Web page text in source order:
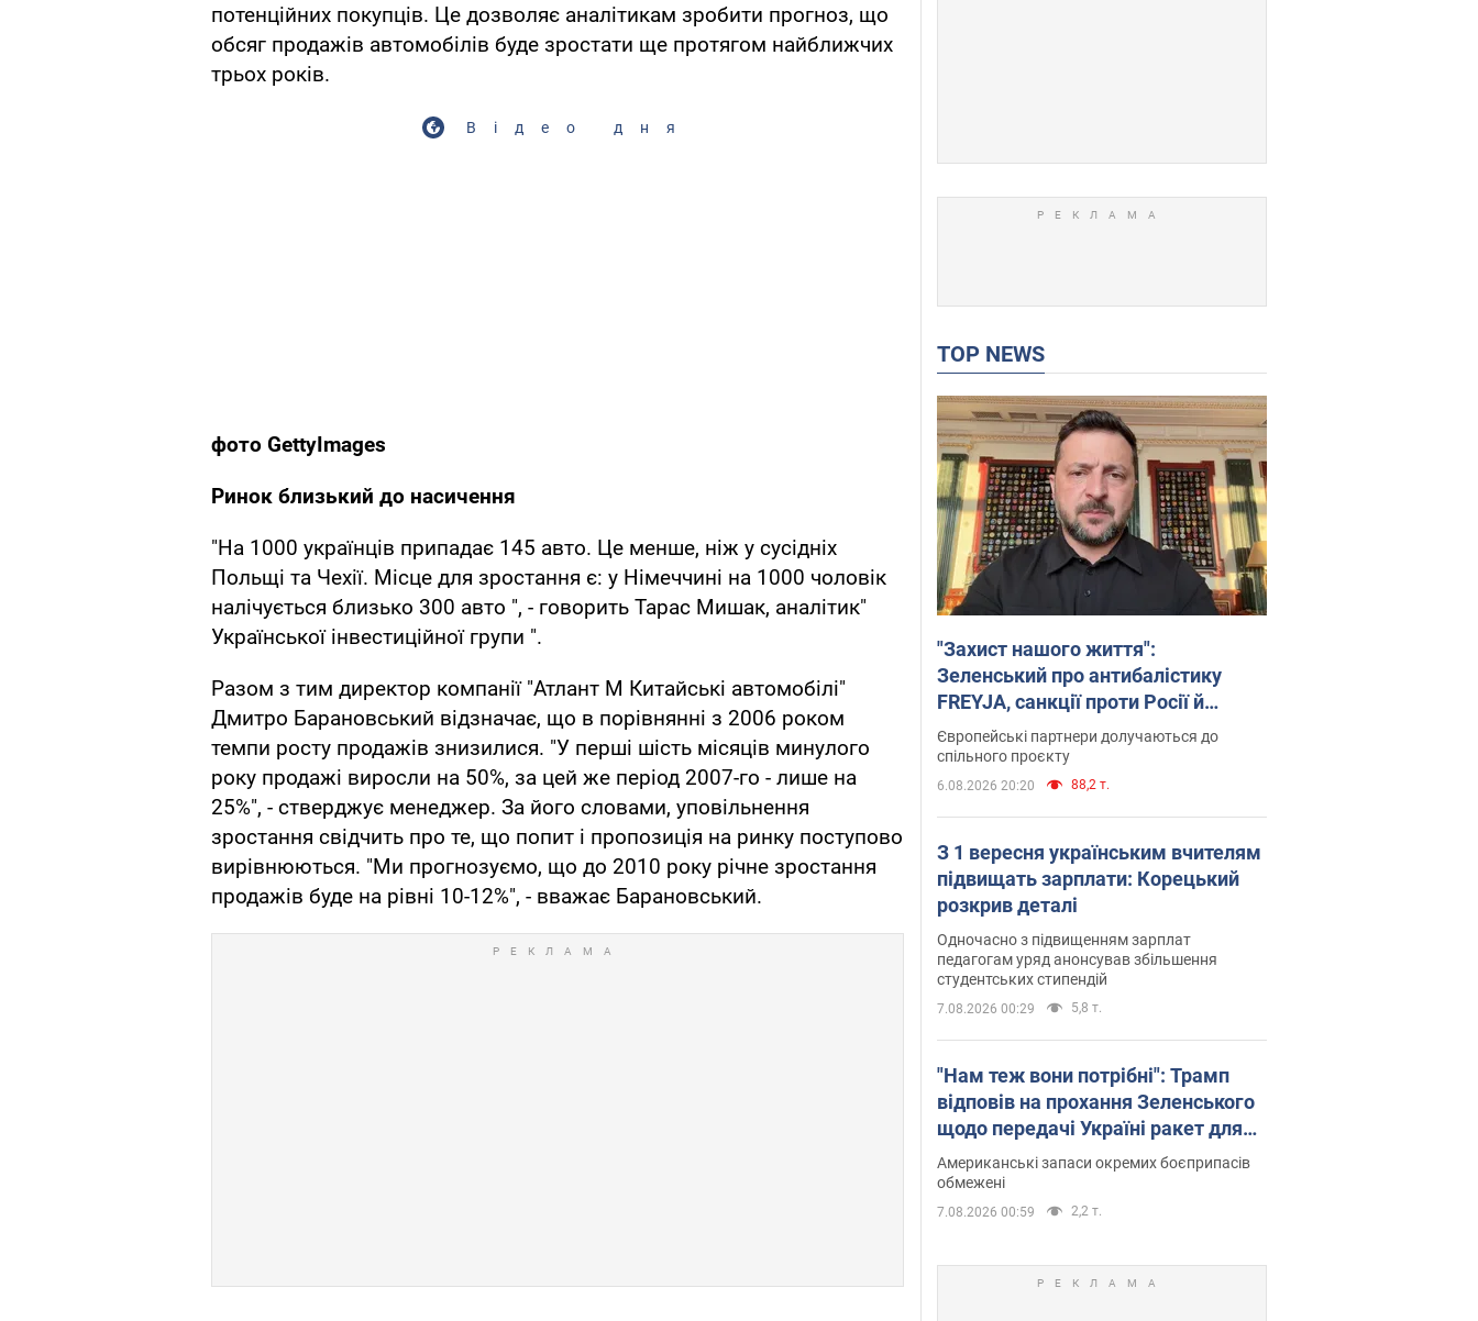
потенційних покупців. Це дозволяє аналітикам зробити прогноз, що
обсяг продажів автомобілів буде зростати ще протягом найближчих
трьох років.
Відео дня
фото GettyImages
Ринок близький до насичення
"На 1000 українців припадає 145 авто. Це менше, ніж у сусідніх
Польщі та Чехії. Місце для зростання є: у Німеччині на 1000 чоловік
налічується близько 300 авто ", - говорить Тарас Мишак, аналітик"
Української інвестиційної групи ".
Разом з тим директор компанії "Атлант М Китайські автомобілі"
Дмитро Барановський відзначає, що в порівнянні з 2006 роком
темпи росту продажів знизилися. "У перші шість місяців минулого
року продажі виросли на 50%, за цей же період 2007-го - лише на
25%", - стверджує менеджер. За його словами, уповільнення
зростання свідчить про те, що попит і пропозиція на ринку поступово
вирівнюються. "Ми прогнозуємо, що до 2010 року річне зростання
продажів буде на рівні 10-12%", - вважає Барановський.
TOP NEWS
"Захист нашого життя":
Зеленський про антибалістику
FREYJA, санкції проти Росії й
підтримку аграріїв. Відео
Європейські партнери долучаються до
спільного проєкту
6.08.2026 20:20 88,2 т.
З 1 вересня українським вчителям
підвищать зарплати: Корецький
розкрив деталі
Одночасно з підвищенням зарплат
педагогам уряд анонсував збільшення
студентських стипендій
7.08.2026 00:29 5,8 т.
"Нам теж вони потрібні": Трамп
відповів на прохання Зеленського
щодо передачі Україні ракет для
Patriot
Американські запаси окремих боєприпасів
обмежені
7.08.2026 00:59 2,2 т.